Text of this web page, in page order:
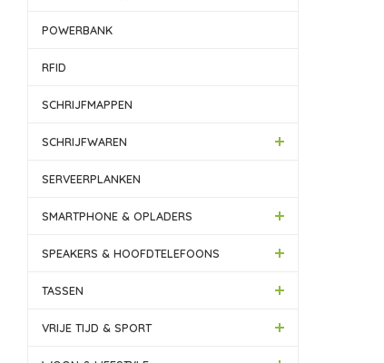
POWERBANK
RFID
SCHRIJFMAPPEN
SCHRIJFWAREN
SERVEERPLANKEN
SMARTPHONE & OPLADERS
SPEAKERS & HOOFDTELEFOONS
TASSEN
VRIJE TIJD & SPORT